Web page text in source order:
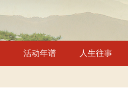
活动年谱 人生往事